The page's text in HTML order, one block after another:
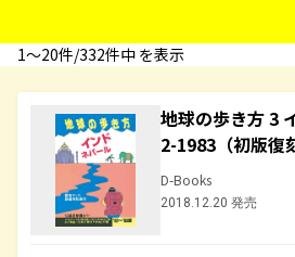
1〜20件/332件中 を表示
地球の歩き方 3
2-1983（初版復
D-Books
2018.12.20 発売